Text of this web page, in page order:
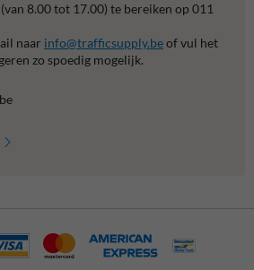
8.00 tot 17.00) te bereiken op 011
naar info@trafficsupply.beof vul het
zo spoedig mogelijk.